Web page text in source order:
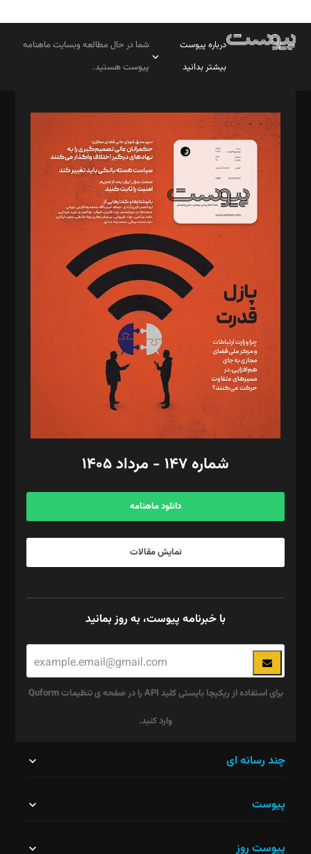
درباره پیوست
بیشتر بدانید
شما در حال مطالعه وبسایت ماهنامه
پیوست هستید.
مدیر مسئول: محمدباقر اثنی‌عشری
سردبیر: مهرک محمودی
دبیر تحریریه: میثم قاسمی
د‌بیر ناداستان: سمانه سمیع
د‌بیر خدمت و تجارت: ابوالفضل رجبی
د‌بیر حقوق فناوری: حسام‌الدین ایپکچی
د‌بیر پیوست جهان: مینا پاکدل
د‌بیر تحریریه آنلاین: بابک نقاش
تحریریه‌: مجتبی محمود‌ی، آرش برهمند، یسنا امان‌پور، سروش کرمیان،
مصطفی مسجدی آرانی، ابوالفضل رجبی، زهرا فکرانه، فائزه فتحی
رستمی،مصطفی باستان
ویرایش: نگار استاد‌‌آقا
طراح یونیفرم: مجید توکلی
فیلمبرداری و عکاسی: امیر شفیعی، مانی لطفی زاده
گرافیک و صفحه‌آرایی: سید‌سبحان‌علی ثابت
مد‌یر توسعه تجاری: کامبیز برید‌
امور مالی: شاپور رهبری، محمد‌ کاظمی‌نیا
آگهی و مشترکین: ۰۹۱۹۹۹۹۰۴۵۴
شماره ۱۴۷ - مرداد ۱۴۰۵
دانلود ماهنامه
نمایش مقالات
با خبرنامه پیوست، به روز بمانید
برای استفاده از ریکپچا بایستی کلید API را در صفحه ی تنظیمات Quform
وارد کنید.
نباید
چند رسانه ای
پیوست
پیوست روز